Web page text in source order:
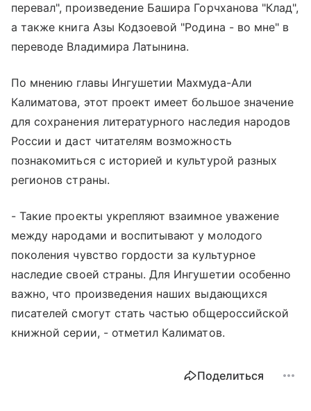
перевал", произведение Башира Горчханова "Клад",
а также книга Азы Кодзоевой "Родина - во мне" в
переводе Владимира Латынина.
По мнению главы Ингушетии Махмуда-Али
Калиматова, этот проект имеет большое значение
для сохранения литературного наследия народов
России и даст читателям возможность
познакомиться с историей и культурой разных
регионов страны.
- Такие проекты укрепляют взаимное уважение
между народами и воспитывают у молодого
поколения чувство гордости за культурное
наследие своей страны. Для Ингушетии особенно
важно, что произведения наших выдающихся
писателей смогут стать частью общероссийской
книжной серии, - отметил Калиматов.
Поделиться